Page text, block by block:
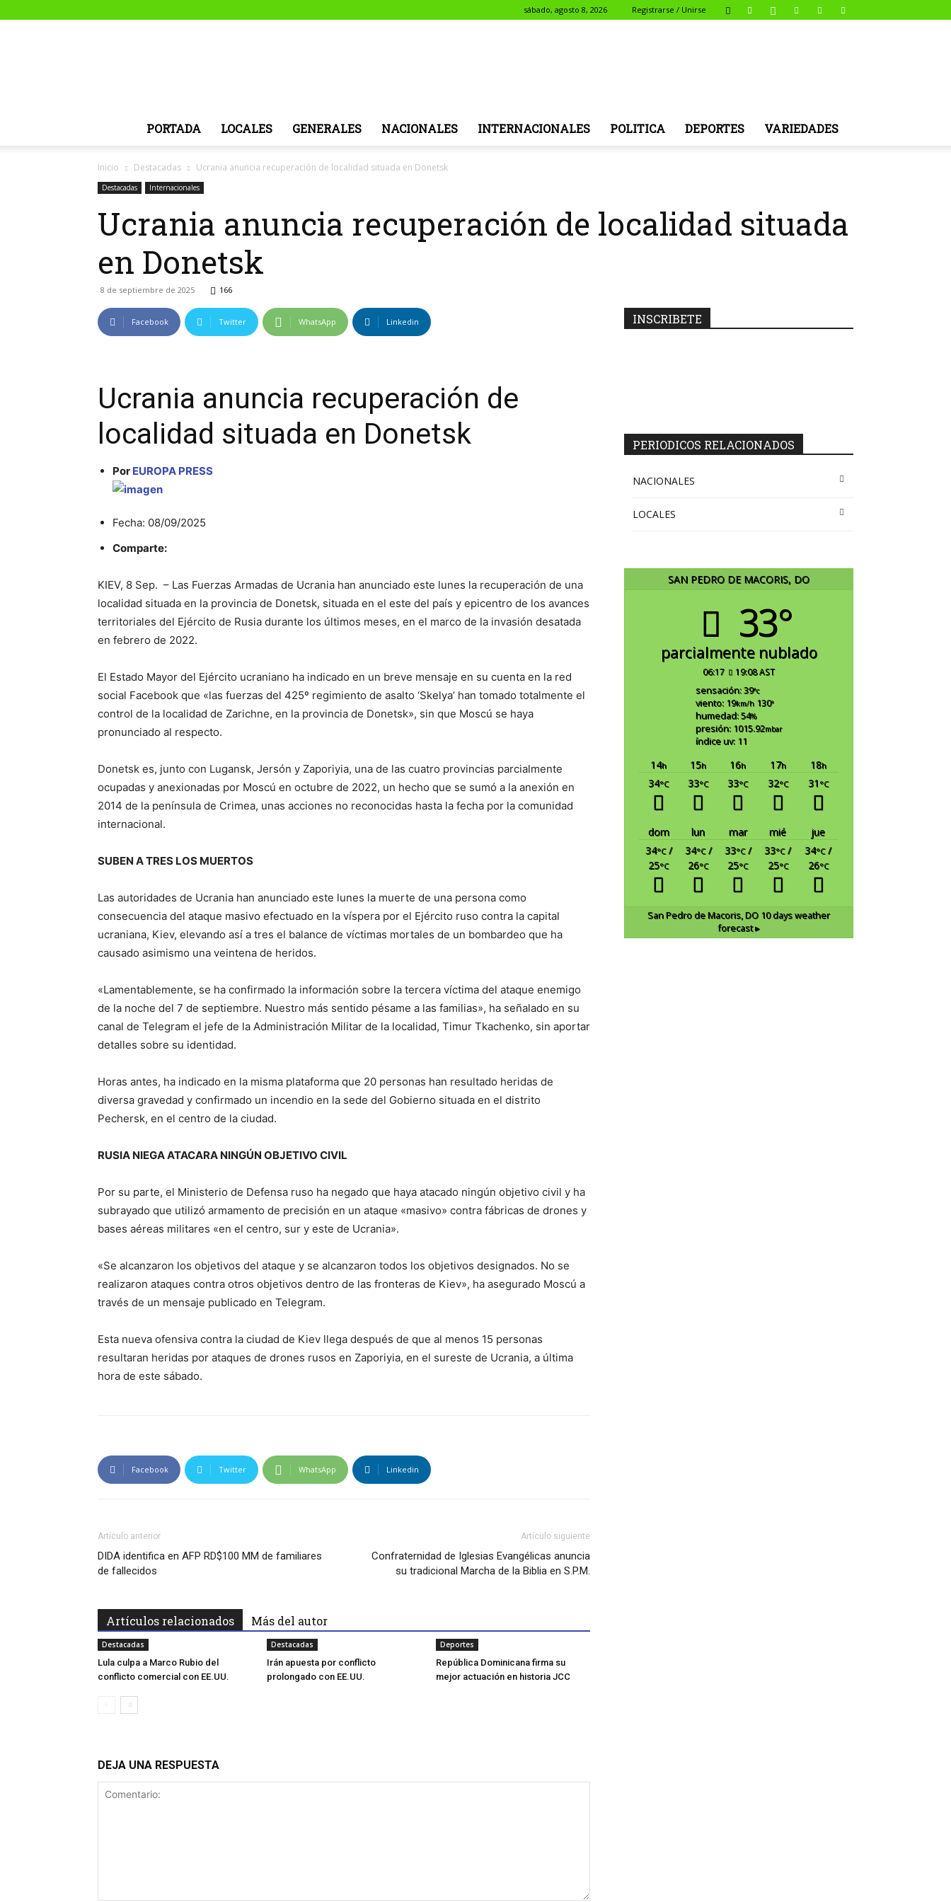
sábado, agosto 8, 2026 Registrarse / Unirse
PORTADA LOCALES GENERALES NACIONALES INTERNACIONALES POLITICA DEPORTES VARIEDADES
Inicio Destacadas Ucrania anuncia recuperación de localidad situada en Donetsk
Destacadas Internacionales
Ucrania anuncia recuperación de localidad situada
en Donetsk
8 de septiembre de 2025 166
Facebook Twitter WhatsApp Linkedin
Ucrania anuncia recuperación de
localidad situada en Donetsk
Por EUROPA PRESS
Fecha: 08/09/2025
Comparte:
KIEV, 8 Sep. – Las Fuerzas Armadas de Ucrania han anunciado este lunes la recuperación de una
localidad situada en la provincia de Donetsk, situada en el este del país y epicentro de los avances
territoriales del Ejército de Rusia durante los últimos meses, en el marco de la invasión desatada
en febrero de 2022.
El Estado Mayor del Ejército ucraniano ha indicado en un breve mensaje en su cuenta en la red
social Facebook que «las fuerzas del 425º regimiento de asalto ‘Skelya’ han tomado totalmente el
control de la localidad de Zarichne, en la provincia de Donetsk», sin que Moscú se haya
pronunciado al respecto.
Donetsk es, junto con Lugansk, Jersón y Zaporiyia, una de las cuatro provincias parcialmente
ocupadas y anexionadas por Moscú en octubre de 2022, un hecho que se sumó a la anexión en
2014 de la península de Crimea, unas acciones no reconocidas hasta la fecha por la comunidad
internacional.
SUBEN A TRES LOS MUERTOS
Las autoridades de Ucrania han anunciado este lunes la muerte de una persona como
consecuencia del ataque masivo efectuado en la víspera por el Ejército ruso contra la capital
ucraniana, Kiev, elevando así a tres el balance de víctimas mortales de un bombardeo que ha
causado asimismo una veintena de heridos.
«Lamentablemente, se ha confirmado la información sobre la tercera víctima del ataque enemigo
de la noche del 7 de septiembre. Nuestro más sentido pésame a las familias», ha señalado en su
canal de Telegram el jefe de la Administración Militar de la localidad, Timur Tkachenko, sin aportar
detalles sobre su identidad.
Horas antes, ha indicado en la misma plataforma que 20 personas han resultado heridas de
diversa gravedad y confirmado un incendio en la sede del Gobierno situada en el distrito
Pechersk, en el centro de la ciudad.
RUSIA NIEGA ATACARA NINGÚN OBJETIVO CIVIL
Por su parte, el Ministerio de Defensa ruso ha negado que haya atacado ningún objetivo civil y ha
subrayado que utilizó armamento de precisión en un ataque «masivo» contra fábricas de drones y
bases aéreas militares «en el centro, sur y este de Ucrania».
«Se alcanzaron los objetivos del ataque y se alcanzaron todos los objetivos designados. No se
realizaron ataques contra otros objetivos dentro de las fronteras de Kiev», ha asegurado Moscú a
través de un mensaje publicado en Telegram.
Esta nueva ofensiva contra la ciudad de Kiev llega después de que al menos 15 personas
resultaran heridas por ataques de drones rusos en Zaporiyia, en el sureste de Ucrania, a última
hora de este sábado.
Facebook Twitter WhatsApp Linkedin
Artículo anterior
DIDA identifica en AFP RD$100 MM de familiares
de fallecidos
Artículo siguiente
Confraternidad de Iglesias Evangélicas anuncia
su tradicional Marcha de la Biblia en S.P.M.
Artículos relacionados Más del autor
Destacadas
Lula culpa a Marco Rubio del
conflicto comercial con EE.UU.
Destacadas
Irán apuesta por conflicto
prolongado con EE.UU.
Deportes
República Dominicana firma su
mejor actuación en historia JCC
DEJA UNA RESPUESTA
INSCRIBETE
PERIODICOS RELACIONADOS
NACIONALES
LOCALES
SAN PEDRO DE MACORIS, DO
33°
parcialmente nublado
06:17 19:08 AST
sensación: 39°c
viento: 19km/h 130°
humedad: 54%
presión: 1015.92mbar
índice uv: 11
14h 15h 16h 17h 18h
34°C 33°C 33°C 32°C 31 °C
dom lun mar mié
jue
34°C/
25°C
34°C/
26°C
33°C/
25°C
33°C/
25°C
34°C/
26°C
San Pedro de Macoris, DO 10 days weather
forecast ▸